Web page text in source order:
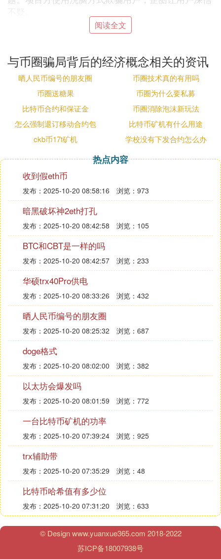
ZKN私募骗局：国内出现了名为ZKN的骗局，声称是
受骗。提醒大家注意。
BZZ骗局：BZZ项目声称由国外
区块链公司发起，但
实际上与Swarm无关，是由国内某知名大佬联合多个
算力矿场设计的资金盘玩法。BZZ价格从200多跌至
6.5，证实了其空气币的本质。项目宣传的创始人已
纷纷撇清关系。
币圈大佬举报百亿上市公司：亿邦国际董事长胡某实
名举报华铁应急涉嫌严重财务造假、信息披露违规以
及实际控制人胡丹峰及其配偶潘倩涉嫌巨额职务侵占
掏空上市公司资产等问题。关注这类新闻有助于了解
行业动态。
③ 为何依托区块链技术崛起的币圈会有如
此多的“骗局”呢
任何收益率异常高的投资背后，可能都隐藏着“你要
他的利息，他却要你的本金”式的骗局。
2018年7月4日，素有“中国 比特币首富”之称的李笑来
的一段录音遭到曝光，引发币圈地震。接近一个小时
的录音中，李笑来对诸多币圈大佬评价犀利，还对如
何割散户韭菜进行了“手把手”教学。
虽然我国在去年9月就已经对ICO进行了依法整顿和
取缔，然而项目方通过国外注册、地下ICO的模式避
开法律监管也是屡见不鲜。这就要求监管部门加大力
度进行治理，建立起完善的行业标准，促进区块链行
业的良好发展。
对于投资者来说，一方面要擦亮自己的眼睛，切勿盲
目跟风所谓“网红”的诱惑。如果真的相信李笑来否定
价值投资提倡投机的言论，才是正中其下怀，最终成
为任人割取的韭菜。另一方面要理性投资，任何收益
率异常高的投资背后，可能都隐藏着“你要他的利
息，他却要你的本金”式的骗局。
内容来源 凤凰网
④ 区块链骗局4大特征是什么(区块链直接
的大骗局,大家注意)
阅读全文
与币圈骗局背后的经济概念相关的资讯
晒人民币编号的朋友圈
币圈技术真的有用吗
币圈送糖果
币圈为什么要私募
比特币合约和保证金
币圈消除泡沫新玩法
怎么强制退订移动合约包
比特币矿机有什么用途
ckb币17t矿机
学校没有下发合约怎么办
热点内容
收到假eth币
发布：2025-10-20 08:58:16 浏览：973
暗黑破坏神2eth打孔
发布：2025-10-20 08:42:58 浏览：105
BTC和CBT是一样的吗
发布：2025-10-20 08:42:57 浏览：233
华硕trx40Pro供电
发布：2025-10-20 08:33:26 浏览：432
晒人民币编号的朋友圈
发布：2025-10-20 08:25:32 浏览：687
doge格式
发布：2025-10-20 08:02:00 浏览：382
以太坊会爆发吗
发布：2025-10-20 08:01:59 浏览：772
一台比特币矿机的功率
发布：2025-10-20 07:39:24 浏览：925
trx辅助带
发布：2025-10-20 07:35:29 浏览：48
比特币哈希值有多少位
发布：2025-10-20 07:31:20 浏览：633
© Design www.yuanxue365.com 2018-2022
苏ICP备18007938号